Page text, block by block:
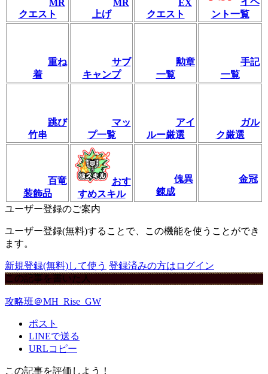
MR
クエスト
MR
上げ
EX
クエスト
ント一覧
重ね
着
サブ
キャンプ
勲章
一覧
手記
一覧
跳び
竹串
マッ
プ一覧
アイ
ルー厳選
ガル
ク厳選
百竜
装飾品
おす
すめスキル
傀異
錬成
金冠
ユーザー登録のご案内
ユーザー登録(無料)することで、この機能を使うことができ
ます。
新規登録(無料)して使う 登録済みの方はログイン
この記事を書いた人
攻略班＠MH_Rise_GW
ポスト
LINEで送る
URLコピー
この記事を評価しよう！